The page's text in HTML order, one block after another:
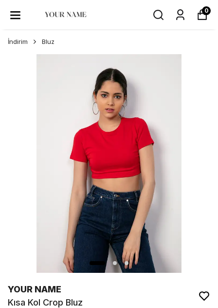
0
İndirim Bluz
YOUR NAME
Kısa Kol Crop Bluz